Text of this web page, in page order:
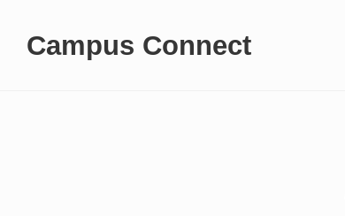
Campus Connect